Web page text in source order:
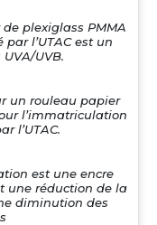
plexiglass PMMA
l’UTAC est un
UVB.
un rouleau papier
l’immatriculation
l’UTAC.
est une encre
une réduction de la
diminution des